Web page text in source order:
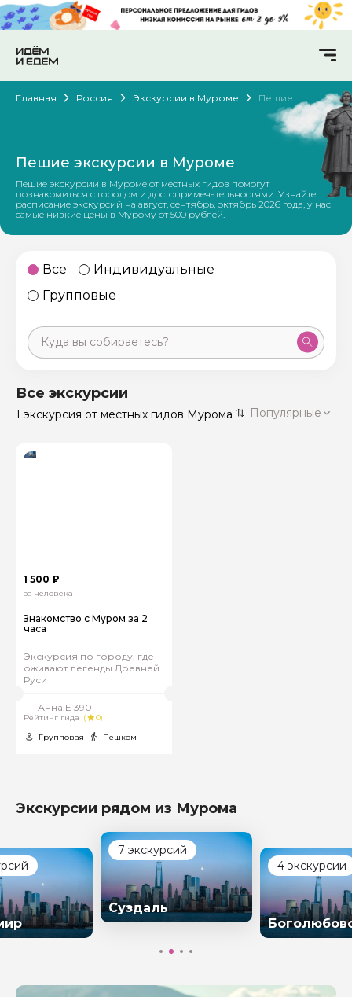
Главная Россия Экскурсии в Муроме Пешие
Пешие экскурсии в Муроме
Пешие экскурсии в Муроме от местных гидов помогут
познакомиться с городом и достопримечательностями. Узнайте
расписание экскурсий на август, сентябрь, октябрь 2026 года, у нас
самые низкие цены в Мурому от 500 рублей.
Все
Индивидуальные
Групповые
Санкт-Петербург 50 экскурсий
Россия
Все экскурсии
1 экскурсия от местных гидов Мурома Популярные
1 500 ₽
за человека
Знакомство с Муром за 2
часа
Экскурсия по городу, где
оживают легенды Древней
Руси
Анна.Е 390
Рейтинг гида (
0)
Групповая
Пешком
Экскурсии рядом из Мурома
7 экскурсий
Суздаль
4 экскурсии